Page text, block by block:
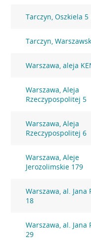
Tarczyn, Oszkiela 5
Tarczyn,
Warszawa, aleja
Warszawa, Aleja
Rzeczypospolitej 5
Warszawa, Aleja
Rzeczypospolitej 6
Warszawa, Aleje
Jerozolimskie 179
Warszawa, al. Jana
18
Warszawa, al. Jana
29